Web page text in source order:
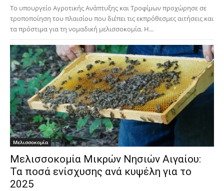
Το υπουργείο Αγροτικής Ανάπτυξης και Τροφίμων προχώρησε σε
τροποποίηση του πλαισίου που διέπει τις εκπρόθεσμες αιτήσεις και
τα πρόστιμα για τη νομαδική μελισσοκομία. Η...
Μελισσοκομία
Μελισσοκομία Μικρών Νησιών Αιγαίου:
Τα ποσά ενίσχυσης ανά κυψέλη για το
2025